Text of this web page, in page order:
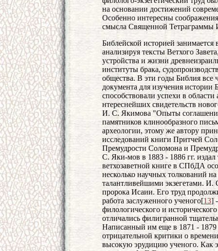
на основании достижений
Особенно интересны
смысла Священной Тетраграммы
Библейской историей
анализируя тексты Ветхого
устройства и жизни
институты брака,
общества. В эти годы Библия все
документа для изучения
способствовали успехи в
нтереснейших свидетельств
И. С. Якимова "Опыты соглашения
памятников клинообразного
археологии, этому же автору
исследований книги Притчей
Премудрости Соломона и
С. Яки-мов в 1883 - 1886 гг.
ветхозаветной книге в СПбДА
несколько научных толкований
талантливейшими экзегетами.
пророка Исаии. Его труд
работа заслуженного ученого[13]
филологического и
отличались филигранной
Написанный им еще в 1871 - 1879
отрицательной критики о
высокую эрудицию ученого. Как